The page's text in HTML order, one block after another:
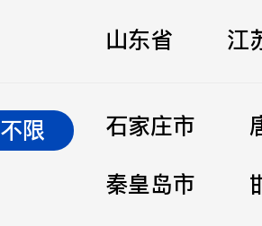
山东省
江
不限 石家庄市
秦皇岛市